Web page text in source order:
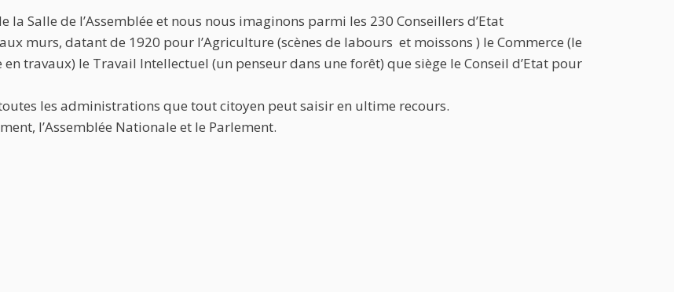
Salle de l’Assemblée et nous nous imaginons parmi les 230 Conseillers d’Etat
murs, datant de 1920 pour l’Agriculture (scènes de labours et moissons ) le Commerce (le
travaux) le Travail Intellectuel (un penseur dans une forêt) que siège le Conseil d’Etat pour
les administrations que tout citoyen peut saisir en ultime recours.
l’Assemblée Nationale et le Parlement.